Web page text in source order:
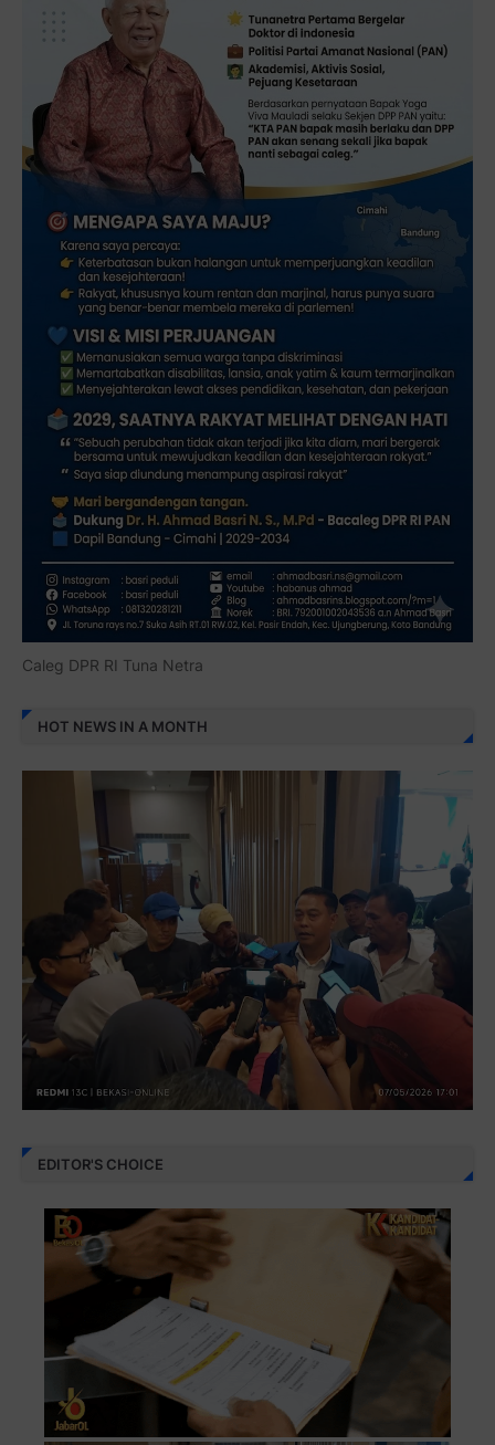
Caleg DPR RI Tuna Netra
HOT NEWS IN A MONTH
EDITOR'S CHOICE